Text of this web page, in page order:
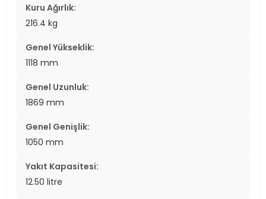
Kuru Ağırlık:
216.4 kg
Genel Yükseklik:
1118 mm
Genel Uzunluk:
1869 mm
Genel Genişlik:
1050 mm
Yakıt Kapasitesi:
12.50 litre